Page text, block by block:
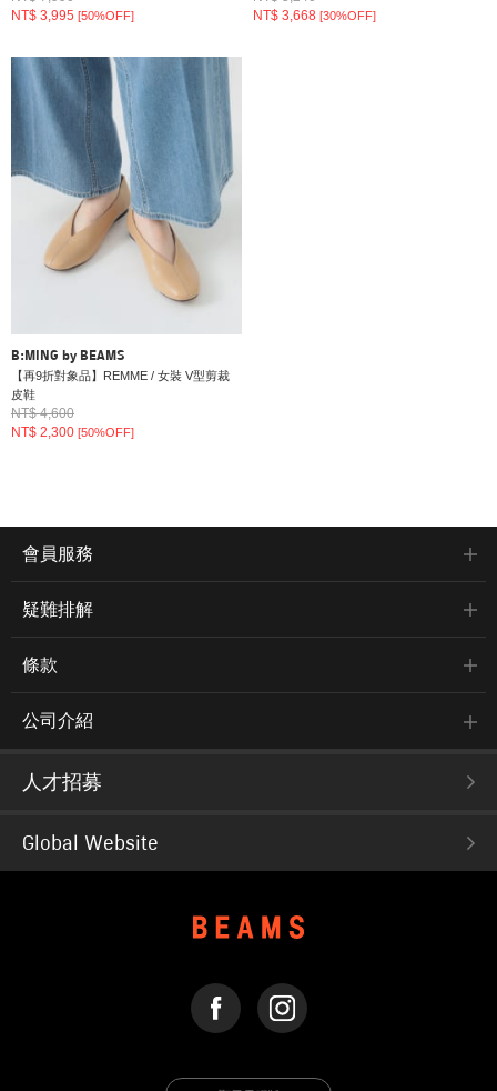
NT$ 3,995 [50%OFF]
NT$ 3,668[30%OFF]
B:MING by BEAMS
【再9折對象品】REMME / 女裝 V型剪裁
皮鞋
NT$ 4,600
NT$ 2,300 [50%OFF]
會員服務
疑難排解
條款
公司介紹
人才招募
Global Website